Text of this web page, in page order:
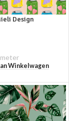
Design
Winkelwagen